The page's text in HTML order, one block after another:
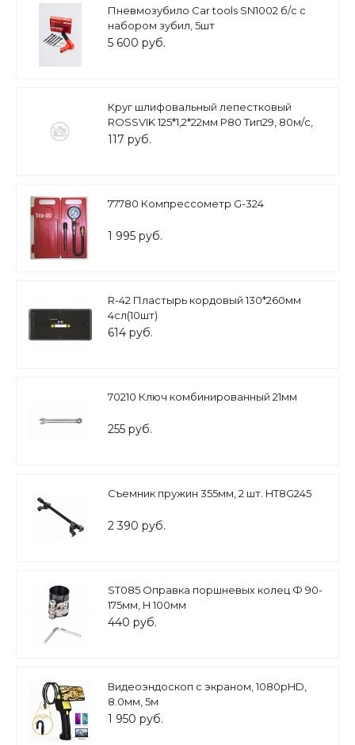
Пневмозубило Car tools SN1002 б/с с
набором зубил, 5шт
5 600 руб.
Круг шлифовальный лепестковый
ROSSVIK 125*1,2*22мм P80 Тип29, 80м/с,
12200об/мин
117 руб.
77780 Компрессометр G-324
1 995 руб.
R-42 Пластырь кордовый 130*260мм
4сл(10шт)
614 руб.
70210 Ключ комбинированный 21мм
255 руб.
Съемник пружин 355мм, 2 шт. HT8G245
2 390 руб.
ST085 Оправка поршневых колец Ф 90-
175мм, H 100мм
440 руб.
Видеоэндоскоп с экраном, 1080pHD,
8.0мм, 5м
1 950 руб.